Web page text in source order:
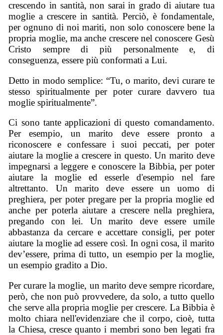
crescendo in santità, non sarai in grado di aiutare tua
moglie a crescere in santità. Perciò, è fondamentale,
per ognuno di noi mariti, non solo conoscere bene la
propria moglie, ma anche crescere nel conoscere Gesù
Cristo sempre di più personalmente e, di
conseguenza, essere più conformati a Lui.
Detto in modo semplice: “Tu, o marito, devi curare te
stesso spiritualmente per poter curare davvero tua
moglie spiritualmente”.
Ci sono tante applicazioni di questo comandamento.
Per esempio, un marito deve essere pronto a
riconoscere e confessare i suoi peccati, per poter
aiutare la moglie a crescere in questo. Un marito deve
impegnarsi a leggere e conoscere la Bibbia, per poter
aiutare la moglie ed esserle d'esempio nel fare
altrettanto. Un marito deve essere un uomo di
preghiera, per poter pregare per la propria moglie ed
anche per poterla aiutare a crescere nella preghiera,
pregando con lei. Un marito deve essere umile
abbastanza da cercare e accettare consigli, per poter
aiutare la moglie ad essere così. In ogni cosa, il marito
dev’essere, prima di tutto, un esempio per la moglie,
un esempio gradito a Dio.
Per curare la moglie, un marito deve sempre ricordare,
però, che non può provvedere, da solo, a tutto quello
che serve alla propria moglie per crescere. La Bibbia è
molto chiara nell'evidenziare che il corpo, cioè, tutta
la Chiesa, cresce quanto i membri sono ben legati fra